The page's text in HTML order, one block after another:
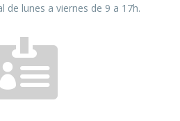
de lunes a viernes de 9 a 17h.